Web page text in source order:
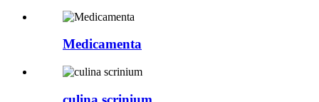
Medicamenta